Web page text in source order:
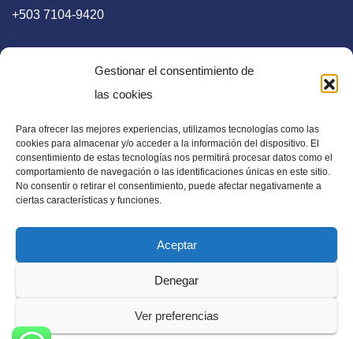
Gestionar el consentimiento de
las cookies
Para ofrecer las mejores experiencias, utilizamos tecnologías como las
cookies para almacenar y/o acceder a la información del dispositivo. El
consentimiento de estas tecnologías nos permitirá procesar datos como el
comportamiento de navegación o las identificaciones únicas en este sitio.
No consentir o retirar el consentimiento, puede afectar negativamente a
ciertas características y funciones.
Aceptar
Denegar
Ver preferencias
+503 7104-9420
E-mail
diaadia.redaccion@gmail.com